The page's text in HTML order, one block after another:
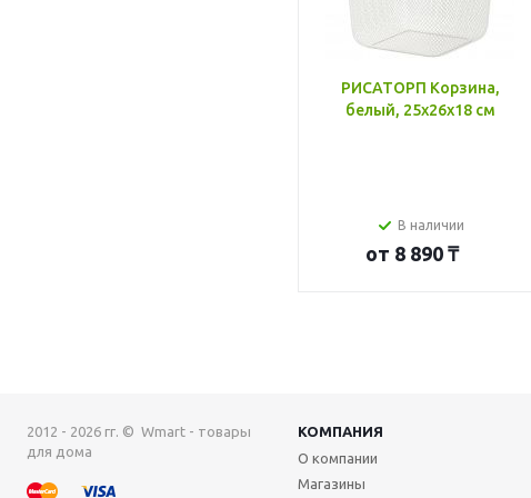
РИСАТОРП Корзина,
белый, 25x26x18 см
В наличии
от 8 890 ₸
2012 - 2026 гг. © Wmart - товары
для дома
КОМПАНИЯ
О компании
Магазины